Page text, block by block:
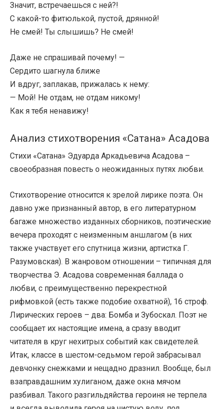
Значит, встречаешься с ней?!
С какой-то фитюлькой, пустой, дрянной!
Не смей! Ты слышишь? Не смей!
Даже не спрашивай почему! —
Сердито шагнула ближе
И вдруг, заплакав, прижалась к нему:
— Мой! Не отдам, не отдам никому!
Как я тебя ненавижу!
Анализ стихотворения «Сатана» Асадова
Стихи «Сатана» Эдуарда Аркадьевича Асадова –
своеобразная повесть о неожиданных путях любви.
Стихотворение относится к зрелой лирике поэта. Он
давно уже признанный автор, в его литературном
багаже множество изданных сборников, поэтические
вечера проходят с неизменным аншлагом (в них
также участвует его спутница жизни, артистка Г.
Разумовская). В жанровом отношении – типичная для
творчества Э. Асадова современная баллада о
любви, с преимущественно перекрестной
рифмовкой (есть также подобие охватной), 16 строф.
Лирических героев – два: Бомба и Зубоскал. Поэт не
сообщает их настоящие имена, а сразу вводит
читателя в круг нехитрых событий как свидетелей.
Итак, классе в шестом-седьмом герой забрасывал
девчонку снежками и нещадно дразнил. Вообще, был
взаправдашним хулиганом, даже окна мячом
разбивал. Такого разгильдяйства героиня не терпела